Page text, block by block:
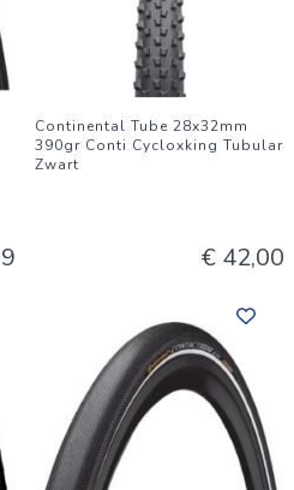
Continental Tube 28x32mm
390gr Conti Cycloxking Tubular
Zwart
€ 42,00